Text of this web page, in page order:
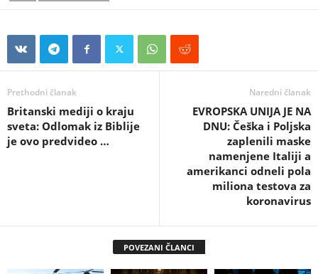
Prethodni članak
Britanski mediji o kraju
sveta: Odlomak iz Biblije
je ovo predvideo …
Naredni članak
EVROPSKA UNIJA JE NA
DNU: Češka i Poljska
zaplenili maske
namenjene Italiji a
amerikanci odneli pola
miliona testova za
koronavirus
POVEZANI ČLANCI